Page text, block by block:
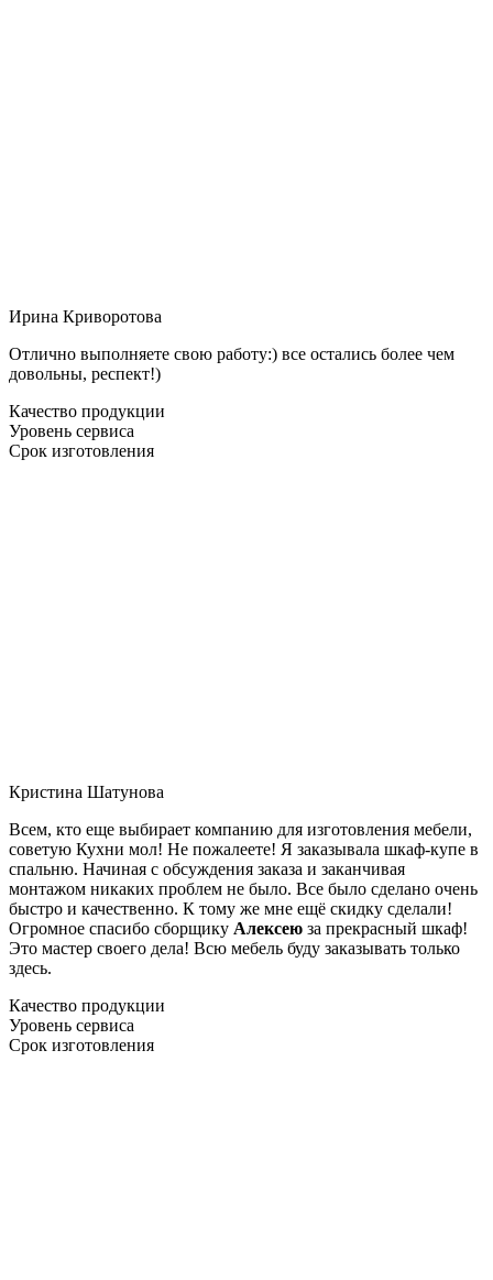
Ирина Криворотова
Отлично выполняете свою работу:) все остались более чем
довольны, респект!)
Качество продукции
Уровень сервиса
Срок изготовления
Кристина Шатунова
Всем, кто еще выбирает компанию для изготовления мебели,
советую Кухни мол! Не пожалеете! Я заказывала шкаф-купе в
спальню. Начиная с обсуждения заказа и заканчивая
монтажом никаких проблем не было. Все было сделано очень
быстро и качественно. К тому же мне ещё скидку сделали!
Огромное спасибо сборщику Алексею за прекрасный шкаф!
Это мастер своего дела! Всю мебель буду заказывать только
здесь.
Качество продукции
Уровень сервиса
Срок изготовления